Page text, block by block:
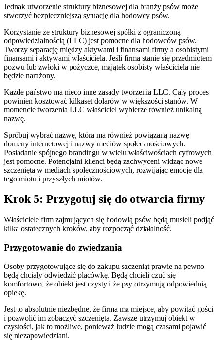
Jednak utworzenie struktury biznesowej dla branży psów może
stworzyć bezpieczniejszą sytuację dla hodowcy psów.
Korzystanie ze struktury biznesowej spółki z ograniczoną
odpowiedzialnością (LLC) jest pomocne dla hodowców psów.
Tworzy separację między aktywami i finansami firmy a osobistymi
finansami i aktywami właściciela. Jeśli firma stanie się przedmiotem
pozwu lub zwłoki w pożyczce, majątek osobisty właściciela nie
będzie narażony.
Każde państwo ma nieco inne zasady tworzenia LLC. Cały proces
powinien kosztować kilkaset dolarów w większości stanów. W
momencie tworzenia LLC właściciel wybierze również unikalną
nazwę.
Spróbuj wybrać nazwę, która ma również powiązaną nazwę
domeny internetowej i nazwy mediów społecznościowych.
Posiadanie spójnego brandingu w wielu właściwościach cyfrowych
jest pomocne. Potencjalni klienci będą zachwyceni widząc nowe
szczenięta w mediach społecznościowych, rozwijając emocje dla
tego miotu i przyszłych miotów.
Krok 5: Przygotuj się do otwarcia firmy
Właściciele firm zajmujących się hodowlą psów będą musieli podjąć
kilka ostatecznych kroków, aby rozpocząć działalność.
Przygotowanie do zwiedzania
Osoby przygotowujące się do zakupu szczeniąt prawie na pewno
będą chciały odwiedzić placówkę. Będą chcieli czuć się
komfortowo, że obiekt jest czysty i że psy otrzymują odpowiednią
opiekę.
Jest to absolutnie niezbędne, że firma ma miejsce, aby powitać gości
i pozwolić im zobaczyć szczenięta. Zawsze utrzymuj obiekt w
czystości, jak to możliwe, ponieważ ludzie mogą czasami pojawić
się niezapowiedziani.